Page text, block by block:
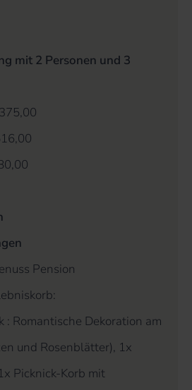
mit 2 Personen und 3
Pension
: Romantische Dekoration am
und Rosenblätter), 1x
Picknick-Korb mit